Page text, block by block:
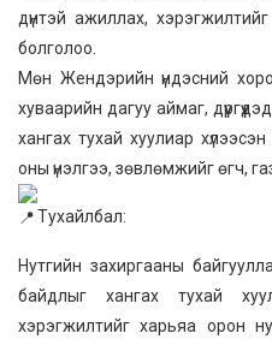
дүнтэй ажиллах,
болголоо.
Мөн Жендэрийн үндэсний
хуваарийн дагуу аймаг,
хангах тухай хуулиар
оны үнэлгээ, зөвлөмжийг өгч,
Тухайлбал:
Нутгийн захиргааны
байдлыг хангах тухай
хэрэгжилтийг харьяа орон